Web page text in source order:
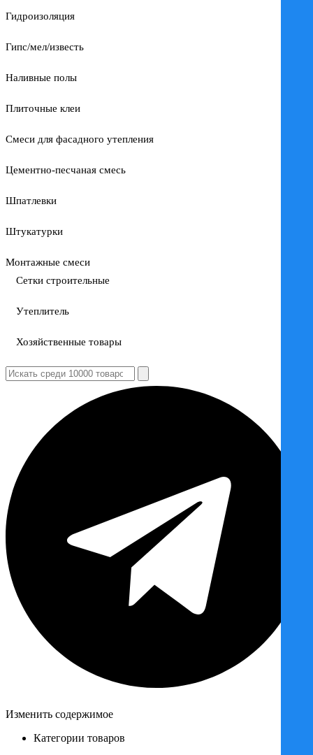
Гидроизоляция
Гипс/мел/известь
Наливные полы
Плиточные клеи
Смеси для фасадного утепления
Цементно-песчаная смесь
Шпатлевки
Штукатурки
Монтажные смеси
Сетки строительные
Утеплитель
Хозяйственные товары
Изменить содержимое
Категории товаров